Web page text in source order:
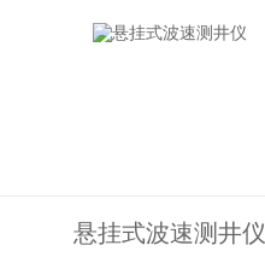
悬挂式波速测井仪